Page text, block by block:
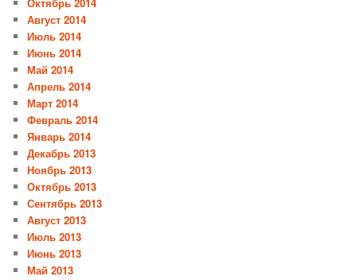
Август 2014
Июль 2014
Июнь 2014
Май 2014
Апрель 2014
Март 2014
Февраль 2014
Январь 2014
Декабрь 2013
Ноябрь 2013
Октябрь 2013
Сентябрь 2013
Август 2013
Июль 2013
Июнь 2013
Май 2013